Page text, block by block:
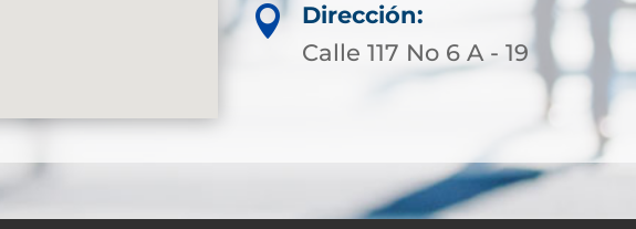

Dirección:
Calle 117 No 6 A - 19